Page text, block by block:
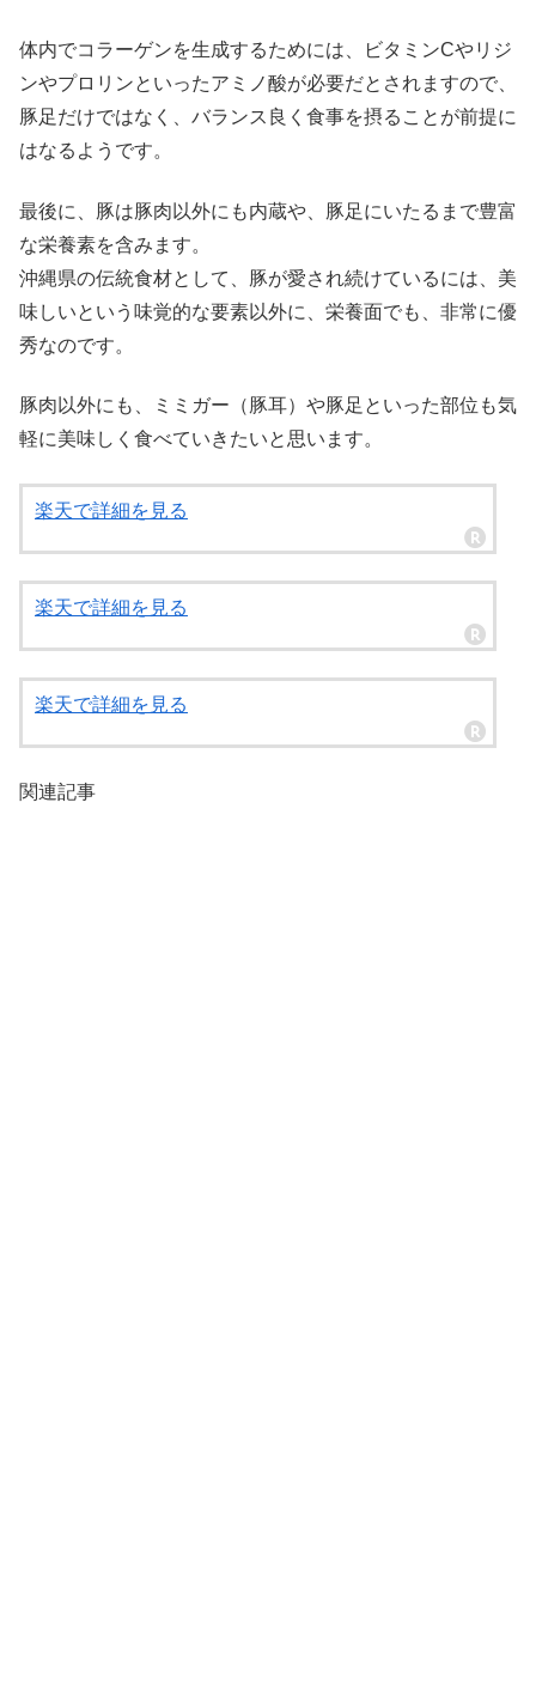
体内でコラーゲンを生成するためには、ビタミンCやリジ
ンやプロリンといったアミノ酸が必要だとされますので、
豚足だけではなく、バランス良く食事を摂ることが前提に
はなるようです。
最後に、豚は豚肉以外にも内蔵や、豚足にいたるまで豊富
な栄養素を含みます。
沖縄県の伝統食材として、豚が愛され続けているには、美
味しいという味覚的な要素以外に、栄養面でも、非常に優
秀なのです。
豚肉以外にも、ミミガー（豚耳）や豚足といった部位も気
軽に美味しく食べていきたいと思います。
楽天で詳細を見る
楽天で詳細を見る
楽天で詳細を見る
関連記事